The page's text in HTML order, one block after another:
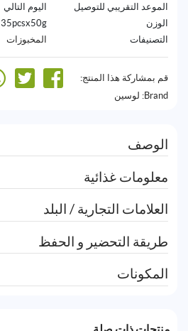
الموعد التقريبي للتوصيل
اليوم التالي
الوزن
35pcsx50g
التصنيفات
المخبوزات
قم بمشاركة هذا المنتج:
Brand: لوسين
الوصف
معلومات غذائية
العلامات التجارية / البلد
طريقة التحضير و الحفظ
المكونات